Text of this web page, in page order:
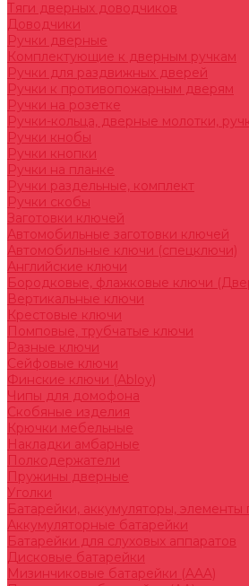
Тяги дверных доводчиков
Доводчики
Ручки дверные
Комплектующие к дверным ручкам
Ручки для раздвижных дверей
Ручки к противопожарным дверям
Ручки на розетке
Ручки-кольца, дверные молотки,
Ручки кнобы
Ручки кнопки
Ручки на планке
Ручки раздельные, комплект
Ручки скобы
Заготовки ключей
Автомобильные заготовки ключей
Автомобильные ключи (спецключи)
Английские ключи
Бородковые, флажковые ключи
Вертикальные ключи
Крестовые ключи
Помповые, трубчатые ключи
Разные ключи
Сейфовые ключи
Финские ключи (Abloy)
Чипы для домофона
Скобяные изделия
Крючки мебельные
Накладки амбарные
Полкодержатели
Пружины дверные
Уголки
Батарейки, аккумуляторы, элементы
Аккумуляторные батарейки
Батарейки для слуховых аппаратов
Дисковые батарейки
Мизинчиковые батарейки (AAA)